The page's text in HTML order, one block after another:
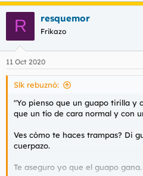
R resquemor
Frikazo
11 Oct 2020
Slk rebuznó:
"Yo pienso que un guapo tirilla y
que un tío de cara normal y con
Ves cómo te haces trampas? Di
cuerpazo.
Te aseguro yo que el guapo gana.